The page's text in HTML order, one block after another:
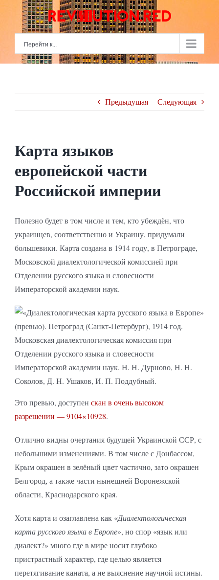
content
Перейти к...
Предыдущая Следующая
Карта языков
европейской части
Российской империи
Полезно будет в том числе и тем, кто убеждён, что
украинцев, соответственно и Украину, придумали
большевики. Карта создана в 1914 году, в Петрограде,
Московской диалектологической комиссией при
Отделении русского языка и словесности
Императорской академии наук.
Это превью, доступен скан в очень высоком
разрешении — 9104×10928.
Отлично видны очертания будущей Украинской ССР, с
небольшими изменениями. В том числе с Донбассом,
Крым окрашен в зелёный цвет частично, зато окрашен
Белгород, а также части нынешней Воронежской
области, Краснодарского края.
Хотя карта и озаглавлена как «Диалектологическая
карта русского языка в Европе», но спор «язык или
диалект?» много где в мире носит глубоко
пристрастный характер, где целью является
перетягивание каната, а не выяснение научной истины.